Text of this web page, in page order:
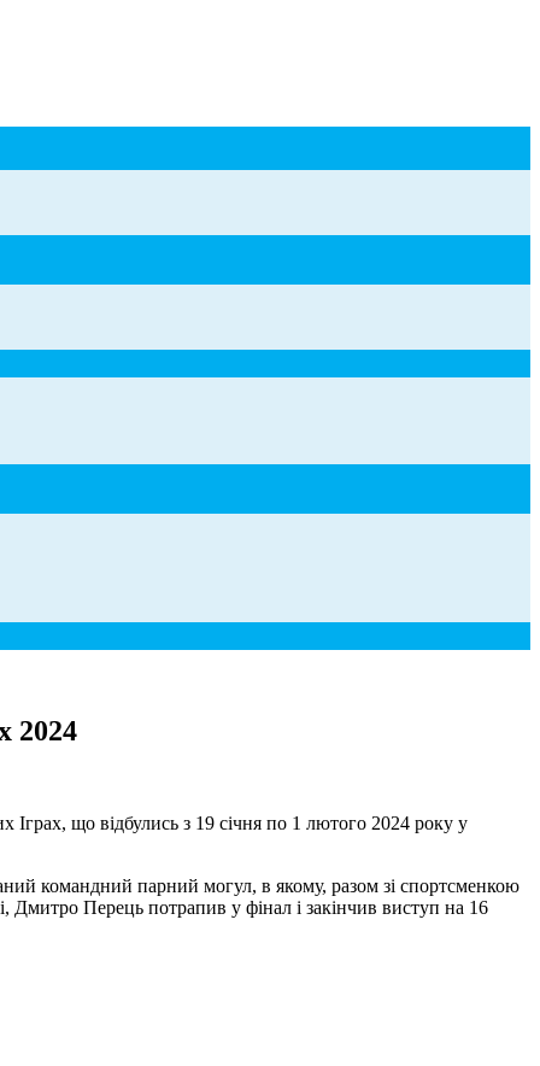
2024
що відбулись з 19 січня по 1 лютого 2024 року у
командний парний могул, в якому, разом зі спортсменкою
Дмитро Перець потрапив у фінал і закінчив виступ на 16